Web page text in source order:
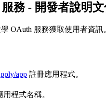
務 - 開發者說明
OAuth 服務獲取使用者資訊
app 註冊應用程式。
用程式名稱。